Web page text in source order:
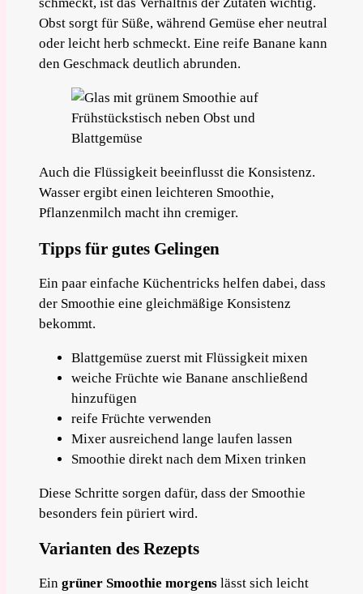
schmeckt, ist das Verhältnis der Zutaten wichtig.
Obst sorgt für Süße, während Gemüse eher neutral
oder leicht herb schmeckt. Eine reife Banane kann
den Geschmack deutlich abrunden.
Auch die Flüssigkeit beeinflusst die Konsistenz.
Wasser ergibt einen leichteren Smoothie,
Pflanzenmilch macht ihn cremiger.
Tipps für gutes Gelingen
Ein paar einfache Küchentricks helfen dabei, dass
der Smoothie eine gleichmäßige Konsistenz
bekommt.
Blattgemüse zuerst mit Flüssigkeit mixen
weiche Früchte wie Banane anschließend
hinzufügen
reife Früchte verwenden
Mixer ausreichend lange laufen lassen
Smoothie direkt nach dem Mixen trinken
Diese Schritte sorgen dafür, dass der Smoothie
besonders fein püriert wird.
Varianten des Rezepts
Ein grüner Smoothie morgens lässt sich leicht